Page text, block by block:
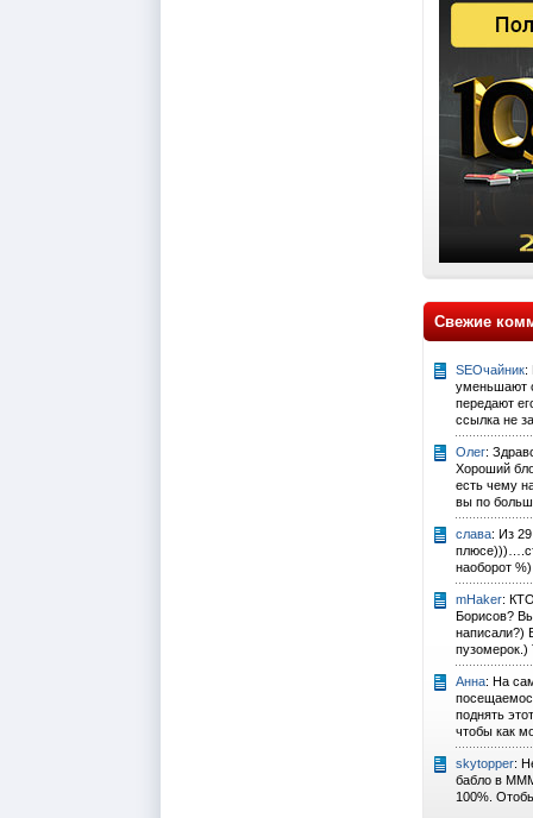
Свежие
SEOчайник:
уменьшают
передают
ссылка не
Олег:
Хороший
есть чему
вы по
слава: Из
наоборот %)
mHaker:
Борисов?
написали?)
пузомерок.)
Анна: На
поднять
чтобы как
skytopper:
бабло в
100%.